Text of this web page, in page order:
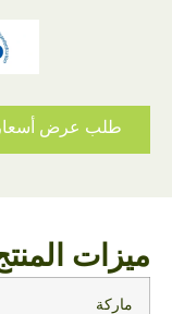
طلب عرض أسعار
ميزات
ماركة